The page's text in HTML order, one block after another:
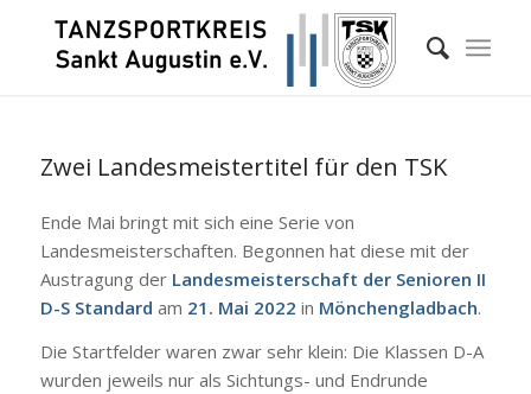
Zwei Landesmeistertitel für den TSK
Ende Mai bringt mit sich eine Serie von
Landesmeisterschaften. Begonnen hat diese mit der
Austragung der Landesmeisterschaft der Senioren II
D-S Standard am 21. Mai 2022 in Mönchengladbach.
Die Startfelder waren zwar sehr klein: Die Klassen D-A
wurden jeweils nur als Sichtungs- und Endrunde